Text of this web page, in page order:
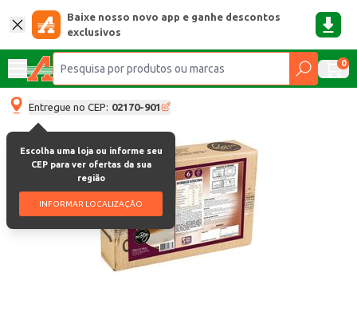
Baixe nosso novo app e ganhe descontos
exclusivos
0
Entregue no CEP: 02170-901
Escolha uma loja ou informe seu
CEP para ver ofertas da sua
região
INFORMAR LOCALIZAÇÃO